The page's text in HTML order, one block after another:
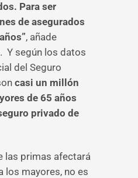
Para ser
de asegurados
, añade
Y según los datos
del Seguro
casi un millón
de 65 años
privado de
las primas afectará
los mayores, no es